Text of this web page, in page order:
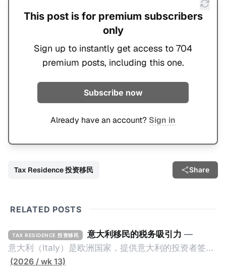
This post is for premium subscribers
only
Sign up to instantly get access to 704
premium posts, including this one.
Subscribe now
Already have an account? Sign in
Tax Residence 投资移民 Share
RELATED POSTS
TAX RESIDENCE 投资移民 意大利移民的税务吸引力 —
意大利（Italy）是欧洲国家，提供意大利的投资者签证
计划。申请人必须满足至少以下一项标准才能获得两年
(2026 / wk 13)